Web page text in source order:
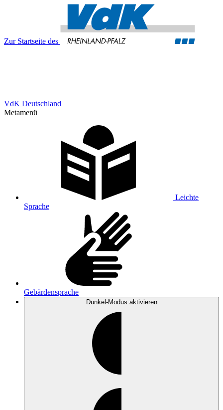
Zur Startseite des
VdK Deutschland
Metamenü
Leichte
Sprache
Gebärdensprache
Dunkel-Modus aktivieren